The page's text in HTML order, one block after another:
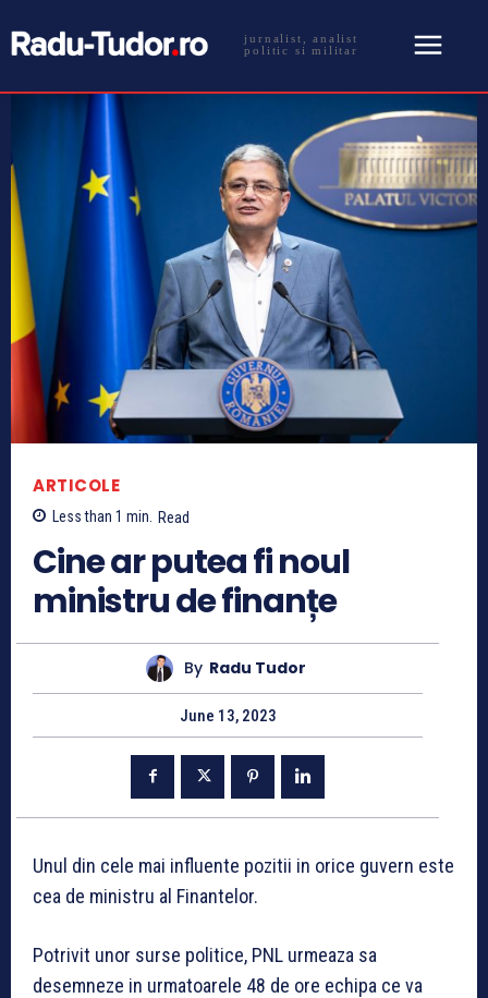
jurnalist, analist
politic si militar
ARTICOLE
Less than 1 min. Read
Cine ar putea fi noul
ministru de finanțe
By Radu Tudor
June 13, 2023
Unul din cele mai influente pozitii in orice guvern este
cea de ministru al Finantelor.
Potrivit unor surse politice, PNL urmeaza sa
desemneze in urmatoarele 48 de ore echipa ce va